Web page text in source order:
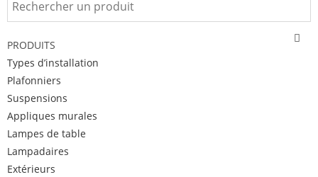
PRODUITS
Types d’installation
Plafonniers
Suspensions
Appliques murales
Lampes de table
Lampadaires
Extérieurs